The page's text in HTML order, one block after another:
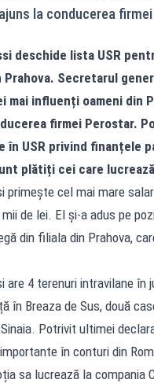
la conducerea
deschide lista USR
Secretarul
mai influenți oameni din
firmei Perostar.
în USR privind finanțele
plătiți cei care
primește cel mai mare
de lei. El și-a adus pe
din filiala din Prahova,
are 4 terenuri intravilane în
în Breaza de Sus, două
Potrivit ultimei
în conturi din
sa lucrează la compania